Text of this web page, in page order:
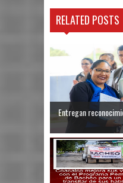
RELATED POSTS
Entregan